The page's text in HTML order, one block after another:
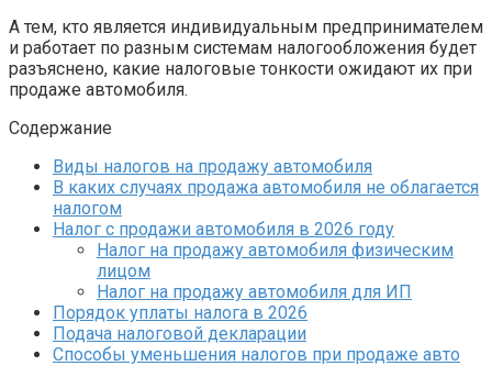
А тем, кто является индивидуальным предпринимателем
и работает по разным системам налогообложения будет
разъяснено, какие налоговые тонкости ожидают их при
продаже автомобиля.
Содержание
Виды налогов на продажу автомобиля
В каких случаях продажа автомобиля не облагается
налогом
Налог с продажи автомобиля в 2026 году
Налог на продажу автомобиля физическим
лицом
Налог на продажу автомобиля для ИП
Порядок уплаты налога в 2026
Подача налоговой декларации
Способы уменьшения налогов при продаже авто